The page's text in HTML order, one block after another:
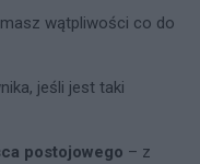
wątpliwości co do
jeśli jest taki
postojowego – z